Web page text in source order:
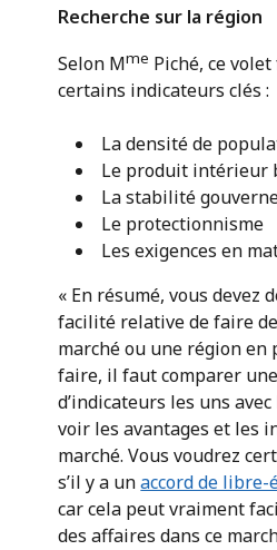
Recherche sur la région
Selon Mme Piché, ce
certains indicateurs clés :
La densité de
Le produit intérieur
La stabilité
Le protectionnisme
Les exigences en
« En résumé, vous devez
facilité relative de faire
marché ou une région en
faire, il faut comparer
d’indicateurs les uns
voir les avantages et les
marché. Vous voudrez
s’il y a unaccord de libre-
car cela peut vraiment
des affaires dans ce